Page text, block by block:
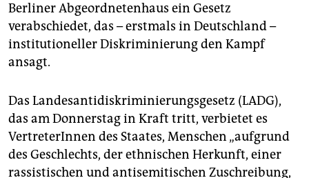
genossenschaft
epaper login
Berliner Abgeordnetenhaus ein Gesetz
verabschiedet, das – erstmals in Deutschland –
institutioneller Diskriminierung den Kampf
ansagt.
Das Landesantidiskriminierungsgesetz (LADG),
das am Donnerstag in Kraft tritt, verbietet es
VertreterInnen des Staates, Menschen „aufgrund
des Geschlechts, der ethnischen Herkunft, einer
rassistischen und antisemitischen Zuschreibung,